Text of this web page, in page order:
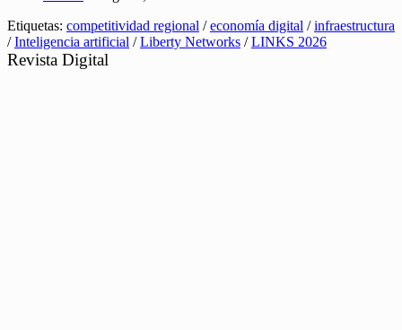
Etiquetas: competitividad regional /economía digital /infraestructura
/Inteligencia artificial /Liberty Networks /LINKS 2026
Revista Digital